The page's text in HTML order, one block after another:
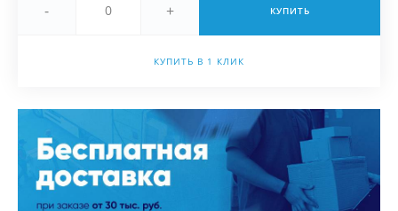
- + КУПИТЬ
КУПИТЬ В 1 КЛИК